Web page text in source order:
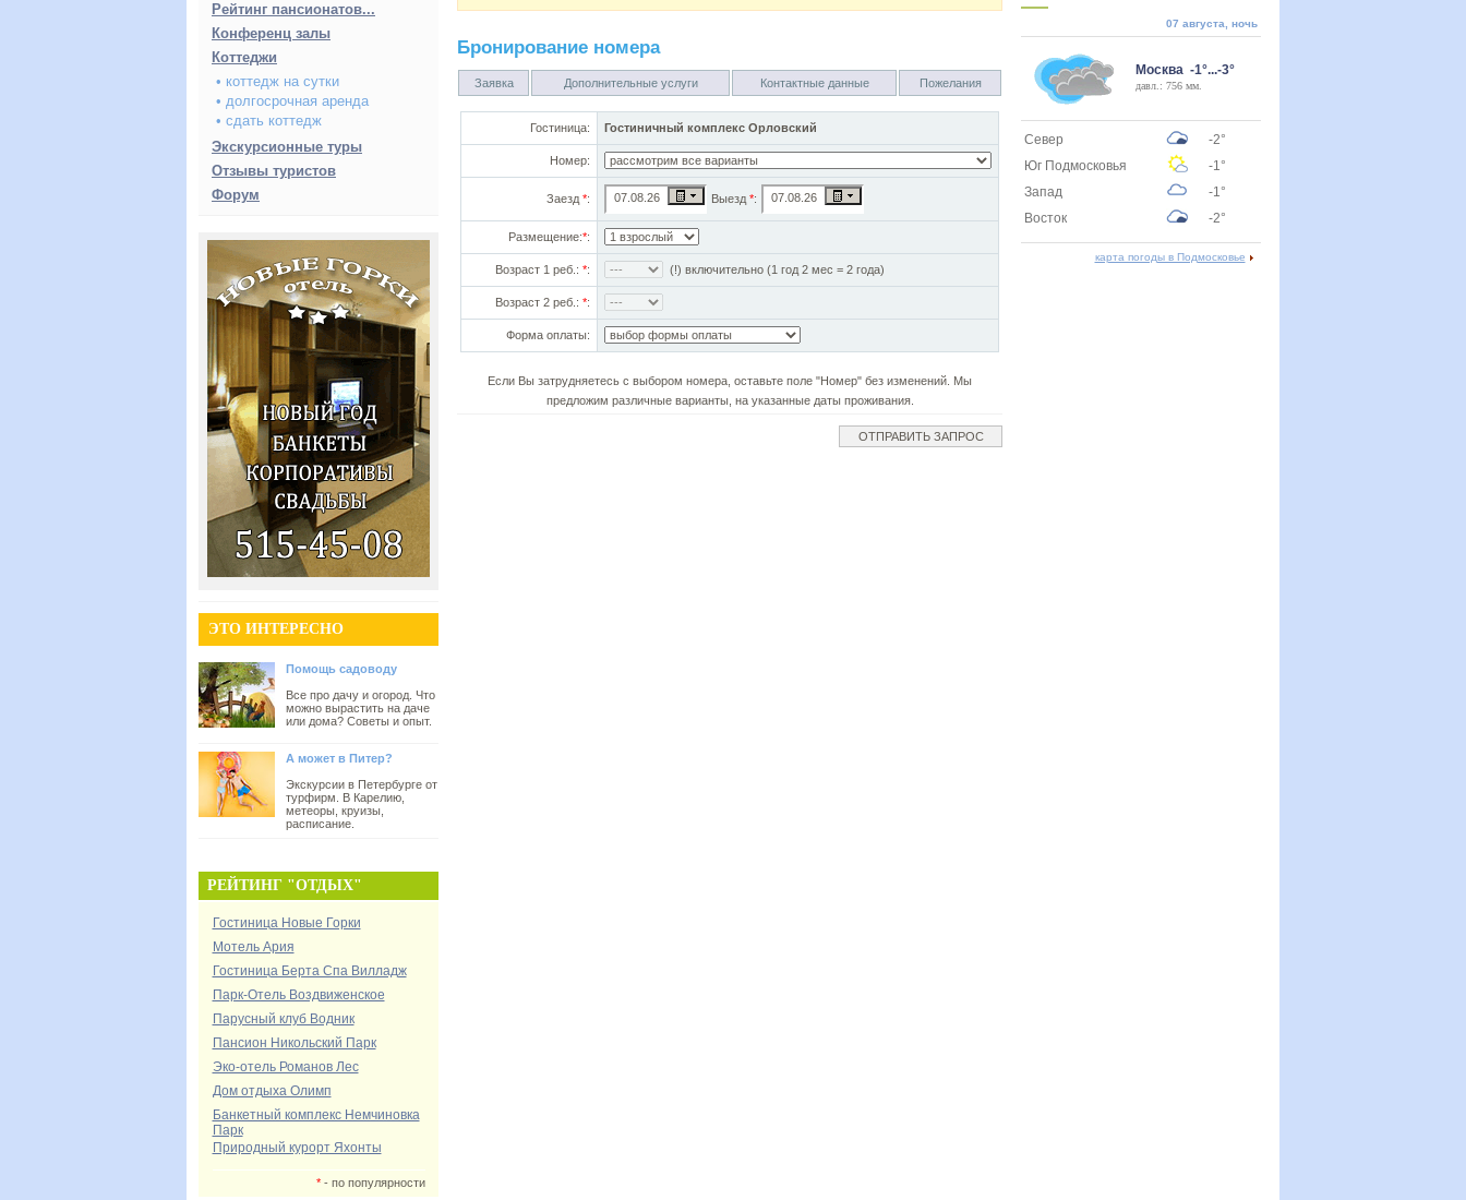
Рейтинг пансионатов...
Конференц залы
Коттеджи
• коттедж на сутки
• долгосрочная аренда
• сдать коттедж
Экскурсионные туры
Отзывы туристов
Форум
ЭТО ИНТЕРЕСНО
Помощь садоводу
Все про дачу и огород. Что
можно вырастить на даче
или дома? Советы и опыт.
А может в Питер?
Экскурсии в Петербурге от
турфирм. В Карелию,
метеоры, круизы,
расписание.
РЕЙТИНГ "ОТДЫХ"
Гостиница Новые Горки
Мотель Ария
Гостиница Берта Спа Вилладж
Парк-Отель Воздвиженское
Парусный клуб Водник
Пансион Никольский Парк
Эко-отель Романов Лес
Дом отдыха Олимп
Банкетный комплекс Немчиновка
Парк
Природный курорт Яхонты
*- по популярности
Бронирование номера
Заявка Дополнительные услуги Контактные данные Пожелания
Гостиница: Гостиничный комплекс Орловский
Номер:
Заезд *: Выезд *:
Размещение:*:
Возраст 1 реб.: *: (!) включительно (1 год 2 мес = 2 года)
Возраст 2 реб.: *:
Форма оплаты:
Если Вы затрудняетесь с выбором номера, оставьте поле "Номер" без изменений. Мы
предложим различные варианты, на указанные даты проживания.
07 августа, ночь
Москва -1°...-3°
давл.: 756 мм.
Север
-2°
Юг Подмосковья
-1°
Запад
-1°
Восток
-2°
карта погоды в Подмосковье